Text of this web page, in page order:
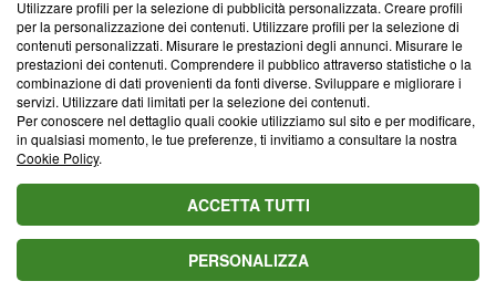
Informativa Privacy
Cookie Policy
Blasting SA, IDI CHE-247.845.224, Via Carlo Frasca, 3 - 6900
Lugano (Svizzera) Tel:+39 0690258937
© 2026 Blasting News
Utilizzare profili per la selezione di pubblicità personalizzata. Creare profili
per la personalizzazione dei contenuti. Utilizzare profili per la selezione di
contenuti personalizzati. Misurare le prestazioni degli annunci. Misurare le
prestazioni dei contenuti. Comprendere il pubblico attraverso statistiche o la
combinazione di dati provenienti da fonti diverse. Sviluppare e migliorare i
servizi. Utilizzare dati limitati per la selezione dei contenuti.
Per conoscere nel dettaglio quali cookie utilizziamo sul sito e per modificare,
in qualsiasi momento, le tue preferenze, ti invitiamo a consultare la nostra
Cookie Policy.
ACCETTA TUTTI
PERSONALIZZA